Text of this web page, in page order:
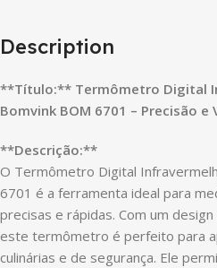
Description
**Título:** Termômetro Digital
Bomvink BOM 6701 – Precisão e
**Descrição:**
O Termômetro Digital
6701 é a ferramenta ideal para
precisas e rápidas. Com um
este termômetro é perfeito para
culinárias e de segurança. Ele